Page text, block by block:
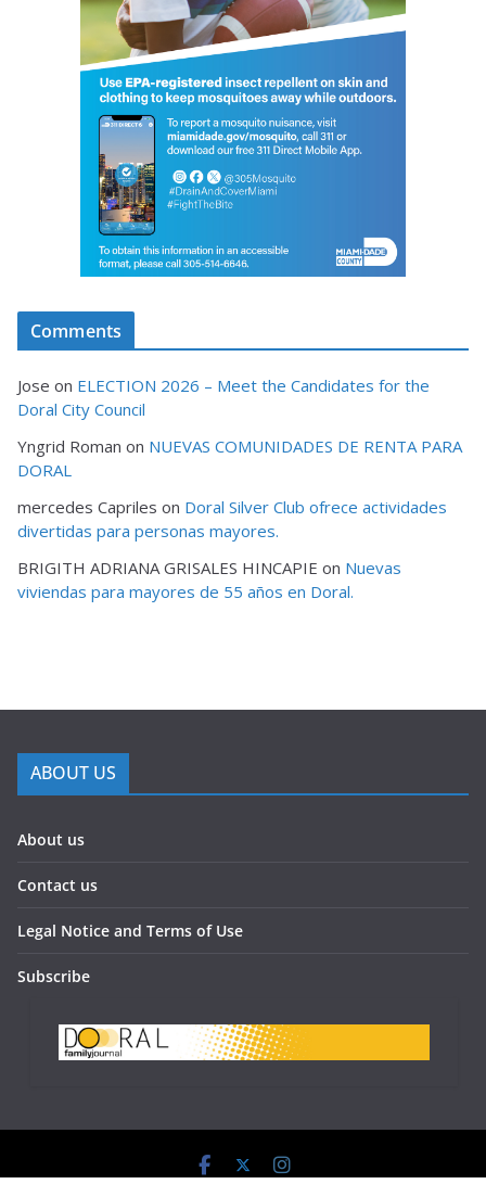
Comments
Jose on ELECTION 2026 – Meet the Candidates for the
Doral City Council
Yngrid Roman on NUEVAS COMUNIDADES DE RENTA PARA
DORAL
mercedes Capriles on Doral Silver Club ofrece actividades
divertidas para personas mayores.
BRIGITH ADRIANA GRISALES HINCAPIE on Nuevas
viviendas para mayores de 55 años en Doral.
ABOUT US
About us
Contact us
Legal Notice and Terms of Use
Subscribe